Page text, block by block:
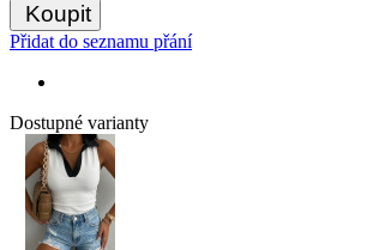
Koupit
Přidat do seznamu přání
Dostupné varianty